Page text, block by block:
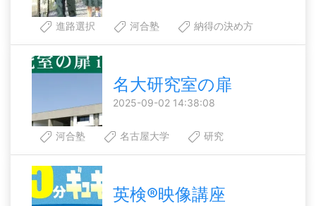
進路選択 河合塾 納得の決め方
名大研究室の扉
2025-09-02 14:38:08
河合塾 名古屋大学 研究
英検®映像講座